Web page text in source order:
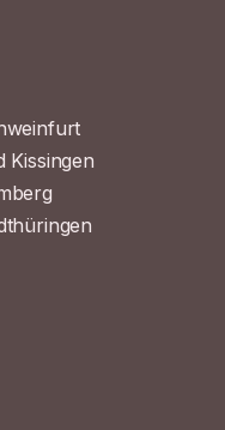
Kissingen